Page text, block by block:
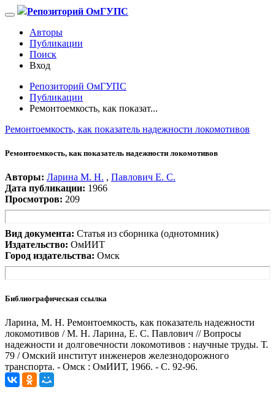
Репозиторий ОмГУПС
Авторы
Публикации
Поиск
Вход
Репозиторий ОмГУПС
Публикации
Ремонтоемкость, как показат...
Ремонтоемкость, как показатель надежности локомотивов
Ремонтоемкость, как показатель надежности локомотивов
Авторы: Ларина М. Н. , Павлович Е. С.
Дата публикации: 1966
Просмотров: 209
Вид документа: Статья из сборника (однотомник)
Издательство: ОмИИТ
Город издательства: Омск
Библиографическая ссылка
Ларина, М. Н. Ремонтоемкость, как показатель надежности
локомотивов / М. Н. Ларина, Е. С. Павлович // Вопросы
надежности и долговечности локомотивов : научные труды. Т.
79 / Омский институт инженеров железнодорожного
транспорта. - Омск : ОмИИТ, 1966. - С. 92-96.